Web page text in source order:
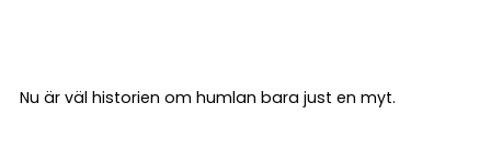
Nu är väl historien om humlan bara just en myt.